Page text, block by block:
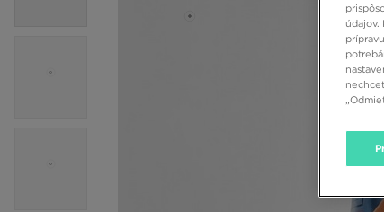
údajov.